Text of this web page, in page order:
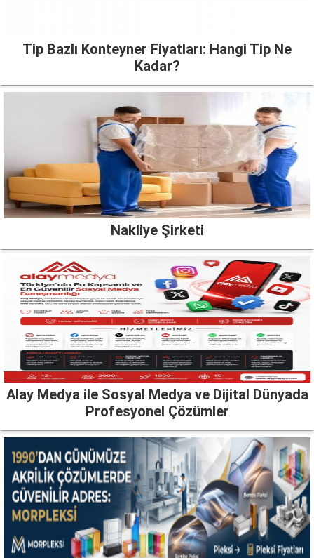
Tip Bazlı Konteyner Fiyatları: Hangi Tip Ne
Kadar?
Nakliye Şirketi
Alay Medya ile Sosyal Medya ve Dijital Dünyada
Profesyonel Çözümler